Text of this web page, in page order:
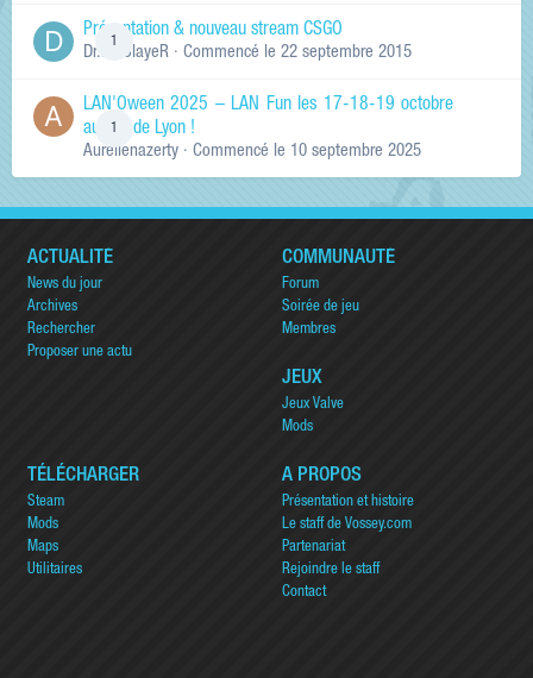
Présentation & nouveau stream CSGO
Dr.KinSlayeR · Commencé le 22 septembre 2015
LAN'Oween 2025 – LAN Fun les 17-18-19 octobre
au sud de Lyon !
Aurelienazerty · Commencé le 10 septembre 2025
ACTUALITÉ
News du jour
Archives
Rechercher
Proposer une actu
COMMUNAUTÉ
Forum
Soirée de jeu
Membres
JEUX
Jeux Valve
Mods
TÉLÉCHARGER
Steam
Mods
Maps
Utilitaires
A PROPOS
Présentation et histoire
Le staff de Vossey.com
Partenariat
Rejoindre le staff
Contact